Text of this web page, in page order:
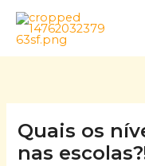
Skip
content
Quais os
nas